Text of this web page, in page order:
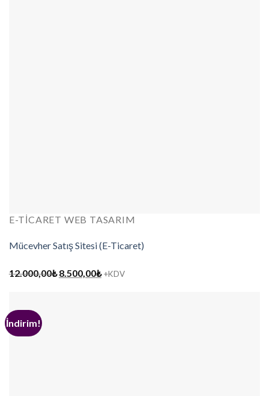
E-TICARET WEB TASARIM
Mücevher Satış Sitesi (E-Ticaret)
12.000,00₺ Orijinal
8.500,00₺Şu
+KDV
İndirim!